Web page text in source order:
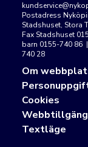
Postadress
Stadshuset, Stora
Fax Stadshuset
barn 0155-740 86
740 28
Om
Cookies
Textläge